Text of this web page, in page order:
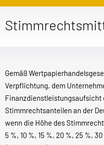
Gemäß
Verpflichtung, dem
Finanzdienstleistungsaufsicht
Stimmrechtsanteilen an der
wenn die Höhe des
5 %, 10 %, 15 %, 20 %, 25 %,